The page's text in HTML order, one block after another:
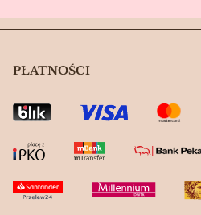
PŁATNOŚCI